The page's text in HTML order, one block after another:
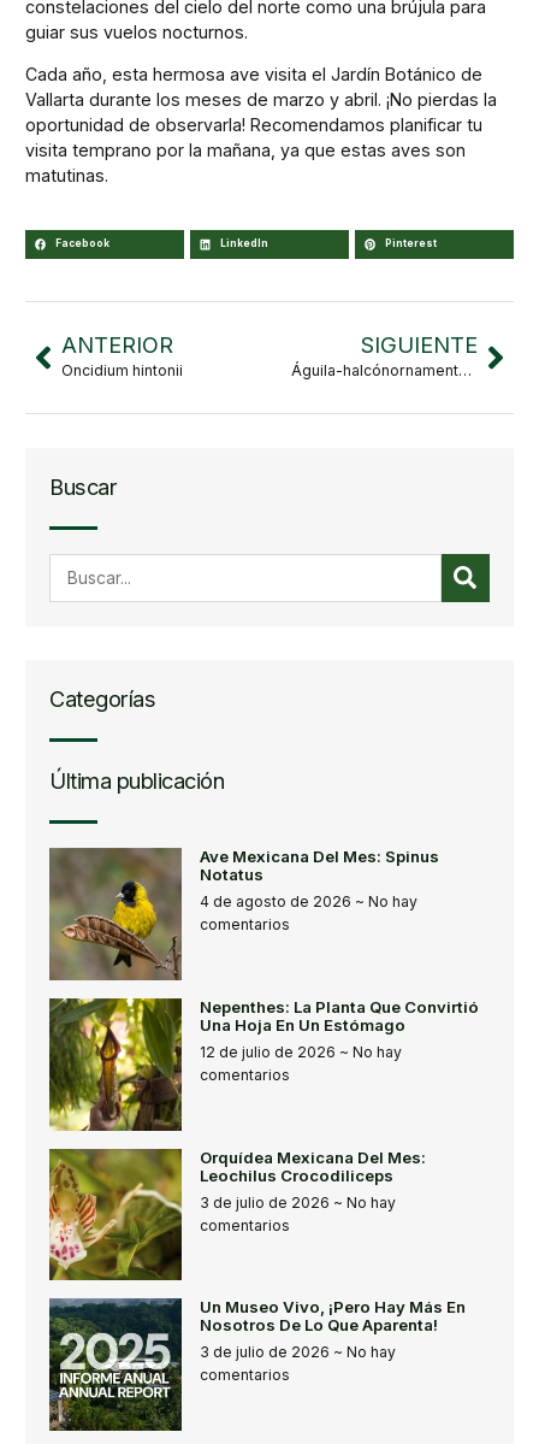
constelaciones del cielo del norte como una brújula para
guiar sus vuelos nocturnos.
Cada año, esta hermosa ave visita el Jardín Botánico de
Vallarta durante los meses de marzo y abril. ¡No pierdas la
oportunidad de observarla! Recomendamos planificar tu
visita temprano por la mañana, ya que estas aves son
matutinas.
Facebook LinkedIn Pinterest
ANTERIOR
Oncidium hintonii
SIGUIENTE
Águila-halcónornamentada
Buscar
Categorías
Última publicación
Ave Mexicana Del Mes: Spinus
Notatus
4 de agosto de 2026
No hay
comentarios
Nepenthes: La Planta Que Convirtió
Una Hoja En Un Estómago
12 de julio de 2026
No hay
comentarios
Orquídea Mexicana Del Mes:
Leochilus Crocodiliceps
3 de julio de 2026
No hay
comentarios
Un Museo Vivo, ¡pero Hay Más En
Nosotros De Lo Que Aparenta!
3 de julio de 2026
No hay
comentarios